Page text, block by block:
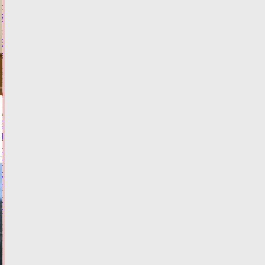
на
7
-
9
августа
07.08.2026,
09:48
ВИДЕО
АФИША
В
Твери
Hyundai
протаранил
стоящее
такси,
пострадали
двое
07.08.2026,
09:12
ФОТО
ПРОИСШЕСТВИЯ